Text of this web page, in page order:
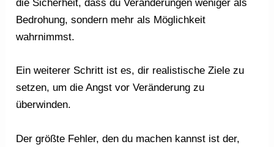
die Sicherheit, dass du Veränderungen weniger als
Bedrohung, sondern mehr als Möglichkeit
wahrnimmst.
Ein weiterer Schritt ist es, dir realistische Ziele zu
setzen, um die Angst vor Veränderung zu
überwinden.
Der größte Fehler, den du machen kannst ist der,